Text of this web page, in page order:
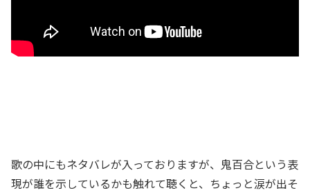
歌の中にもネタバレが入っておりますが、鬼百合という表
現が誰を示しているかも触れて聴くと、ちょっと涙が出そ